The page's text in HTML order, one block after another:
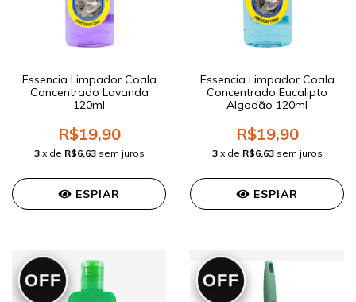
Essencia Limpador Coala
Concentrado Lavanda
120ml
R$19,90
3 x de R$6,63 sem juros
ESPIAR
Essencia Limpador Coala
Concentrado Eucalipto
Algodão 120ml
R$19,90
3 x de R$6,63 sem juros
ESPIAR
OFF OFF